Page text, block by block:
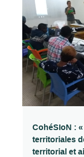
CohéSIoN :
territoriales
territorial et